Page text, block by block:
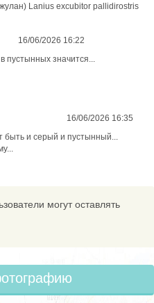
Lanius excubitor pallidirostris
16/06/2026 16:22
пустынных значится...
16/06/2026 16:35
быть и серый и пустынный...
могут оставлять